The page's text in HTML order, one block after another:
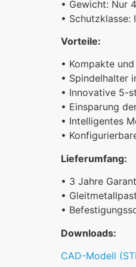
• Gewicht: Nur
• Schutzklasse:
Vorteile:
• Kompakte
• Spindelhalter
• Innovative 5-
• Einsparung
• Intelligentes
•
Lieferumfang:
• 3 Jahre
•
•
Downloads:
CAD-Modell